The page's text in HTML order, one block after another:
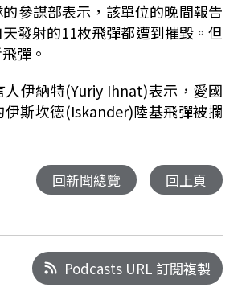
參謀部表示，該單位的晚間報告
發射的11枚飛彈都遭到摧毀。但
彈。
人伊納特(Yuriy Ihnat)表示，愛國
斯坎德(Iskander)陸基飛彈被攔
回新聞總覽 回上頁
Podcasts URL 訂閱複製